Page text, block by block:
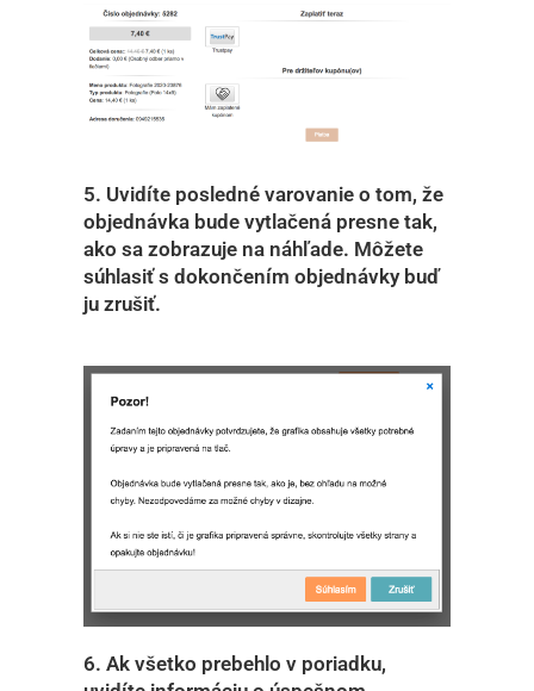
5. Uvidíte posledné varovanie o tom, že
objednávka bude vytlačená presne tak,
ako sa zobrazuje na náhľade. Môžete
súhlasiť s dokončením objednávky buď
ju zrušiť.
6. Ak všetko prebehlo v poriadku,